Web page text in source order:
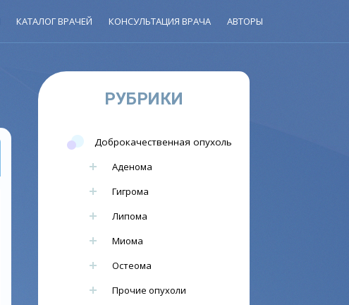
КАТАЛОГ ВРАЧЕЙ КОНСУЛЬТАЦИЯ ВРАЧА АВТОРЫ
РУБРИКИ
Доброкачественная опухоль
Аденома
Гигрома
Липома
Миома
Остеома
Прочие опухоли